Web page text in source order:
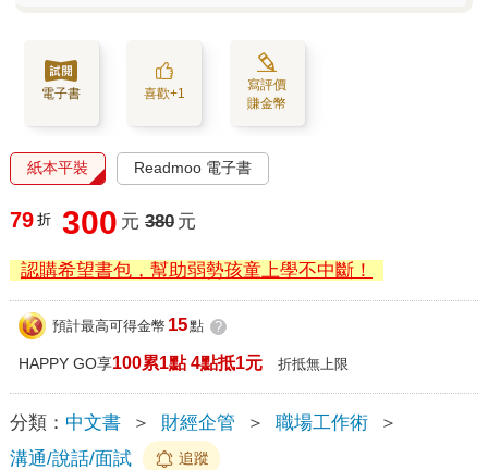
電子書 喜歡+1
寫評價
賺金幣
紙本平裝 Readmoo 電子書
79 折 300 元 380 元
認購希望書包，幫助弱勢孩童上學不中斷！
預計最高可得金幣 15點 ?
HAPPY GO享100累1點 4點抵1元 折抵無上限
分類： 中文書 ＞ 財經企管 ＞ 職場工作術
＞
溝通/說話/面試
追蹤